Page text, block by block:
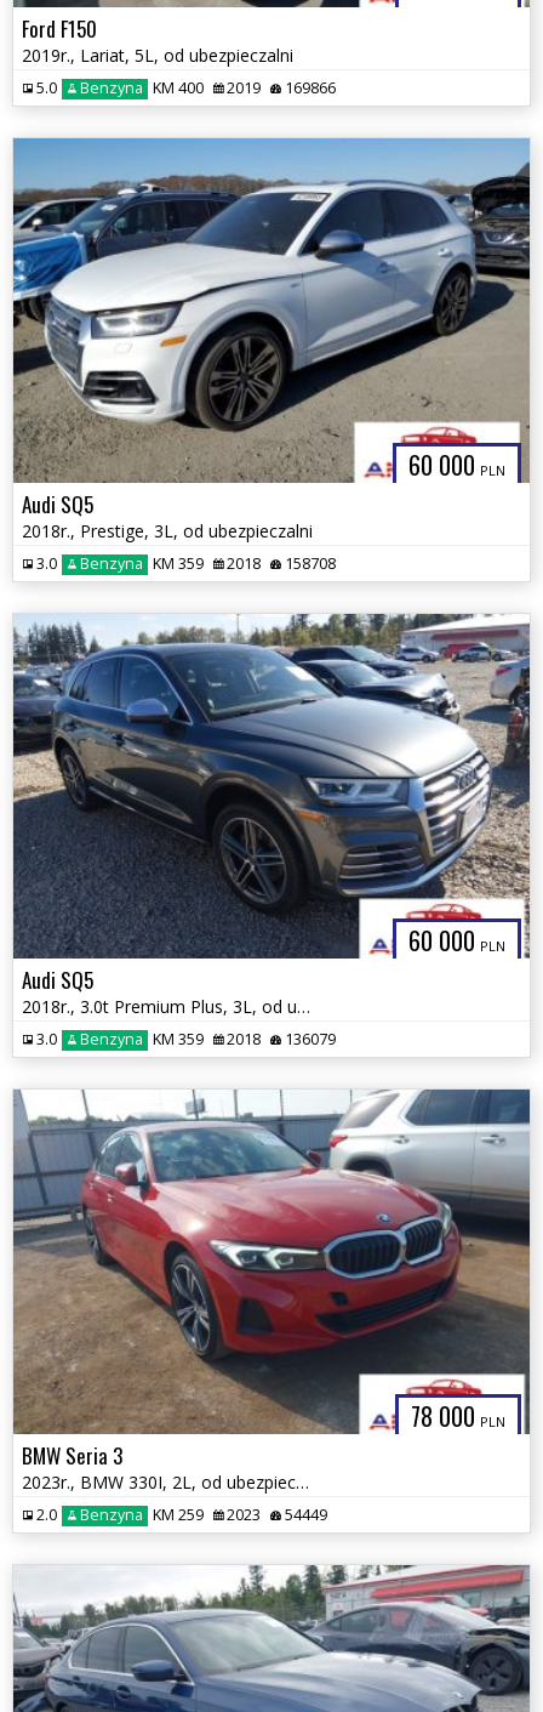
Ford F150
2019r., Lariat, 5L, od ubezpieczalni
5.0 Benzyna KM 400 2019 169866
60 000 PLN
Audi SQ5
2018r., Prestige, 3L, od ubezpieczalni
3.0 Benzyna KM 359 2018 158708
60 000 PLN
Audi SQ5
2018r., 3.0t Premium Plus, 3L, od ubezpieczalni
3.0 Benzyna KM 359 2018 136079
78 000 PLN
BMW Seria 3
2023r., BMW 330I, 2L, od ubezpieczalni
2.0 Benzyna KM 259 2023 54449